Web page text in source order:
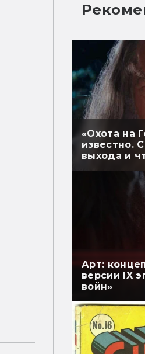
«Охота на
известно.
выхода и
Арт:
версии IX
войн»